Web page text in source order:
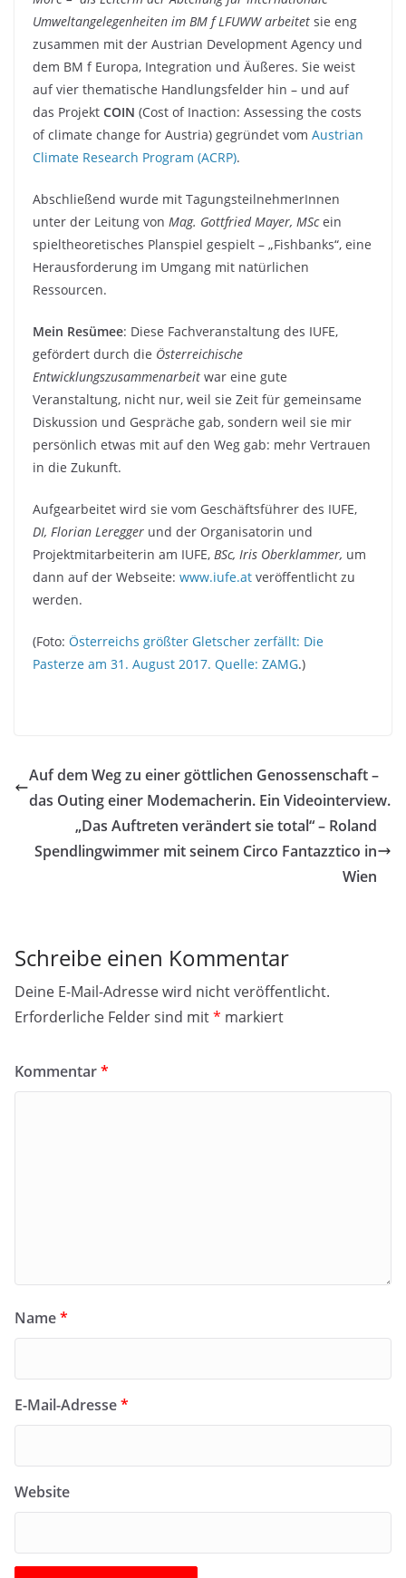
Umweltangelegenheiten im BM f LFUWW arbeitet sie eng
zusammen mit der Austrian Development Agency und
dem BM f Europa, Integration und Äußeres. Sie weist
auf vier thematische Handlungsfelder hin – und auf
das Projekt COIN (Cost of Inaction: Assessing the costs
of climate change for Austria) gegründet vom Austrian
Climate Research Program (ACRP).
Abschließend wurde mit TagungsteilnehmerInnen
unter der Leitung von Mag. Gottfried Mayer, MScein
spieltheoretisches Planspiel gespielt – „Fishbanks“, eine
Herausforderung im Umgang mit natürlichen
Ressourcen.
Mein Resümee: Diese Fachveranstaltung des IUFE,
gefördert durch die Österreichische
Entwicklungszusammenarbeit war eine gute
Veranstaltung, nicht nur, weil sie Zeit für gemeinsame
Diskussion und Gespräche gab, sondern weil sie mir
persönlich etwas mit auf den Weg gab: mehr Vertrauen
in die Zukunft.
Aufgearbeitet wird sie vom Geschäftsführer des IUFE,
DI, Florian Leregger und der Organisatorin und
Projektmitarbeiterin am IUFE, BSc, Iris Oberklammer, um
dann auf der Webseite: www.iufe.at veröffentlicht zu
werden.
(Foto: Österreichs größter Gletscher zerfällt: Die
Pasterze am 31. August 2017. Quelle: ZAMG.)
Auf dem Weg zu einer göttlichen Genossenschaft –
das Outing einer Modemacherin. Ein Videointerview.
„Das Auftreten verändert sie total“ – Roland
Spendlingwimmer mit seinem Circo Fantazztico in
Wien
Schreibe einen Kommentar
Deine E-Mail-Adresse wird nicht veröffentlicht.
Erforderliche Felder sind mit* markiert
Kommentar*
Name*
E-Mail-Adresse*
Website